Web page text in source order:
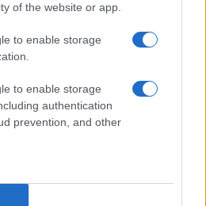
of the website or app.
to enable storage
to enable storage
authentication
prevention, and other
$72.96